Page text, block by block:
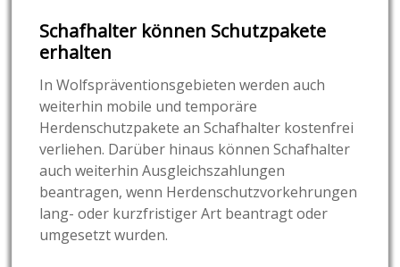
Schafhalter können Schutzpakete
erhalten
In Wolfspräventionsgebieten werden auch
weiterhin mobile und temporäre
Herdenschutzpakete an Schafhalter kostenfrei
verliehen. Darüber hinaus können Schafhalter
auch weiterhin Ausgleichszahlungen
beantragen, wenn Herdenschutzvorkehrungen
lang- oder kurzfristiger Art beantragt oder
umgesetzt wurden.